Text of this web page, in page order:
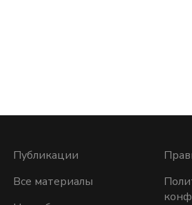
Публикации
Все материалы